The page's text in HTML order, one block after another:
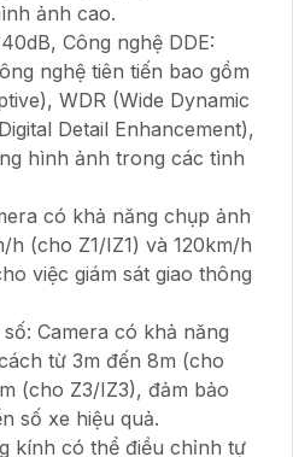
ảnh cao.
Công nghệ DDE:
nghệ tiên tiến bao gồm
WDR (Wide Dynamic
Detail Enhancement),
hình ảnh trong các tình
có khả năng chụp ảnh
(cho Z1/IZ1) và 120km/h
việc giám sát giao thông
Camera có khả năng
từ 3m đến 8m (cho
(cho Z3/IZ3), đảm bảo
số xe hiệu quả.
kính có thể điều chỉnh tự